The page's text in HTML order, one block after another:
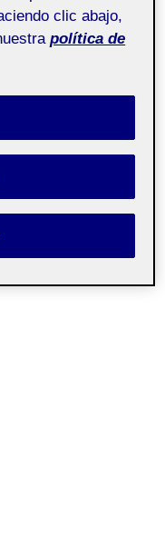
clic abajo,
política de